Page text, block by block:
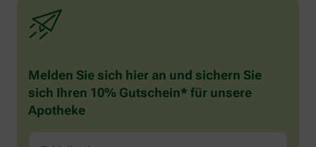
Melden Sie sich hier an und sichern Sie
sich Ihren 10% Gutschein* für unsere
Apotheke